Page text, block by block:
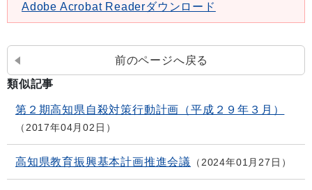
Adobe Acrobat Readerダウンロード
前のページへ戻る
類似記事
第２期高知県自殺対策行動計画（平成２９年３月）
2017年04月02日
高知県教育振興基本計画推進会議 2024年01月27日